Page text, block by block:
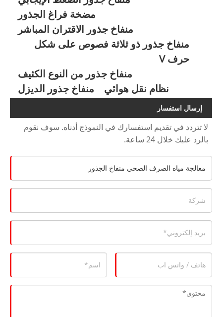
مضخة فراغ الجذور
منفاخ جذور الاقتران المباشر
منفاخ جذور ذو ثلاثة فصوص على شكل
حرف V
منفاخ جذور من النوع الكثيف
منفاخ جذور الديزل
نظام نقل هوائي
إرسال استفسار
لا تتردد في تقديم استفسارك في النموذج أدناه. سوف نقوم
بالرد عليك خلال 24 ساعة.